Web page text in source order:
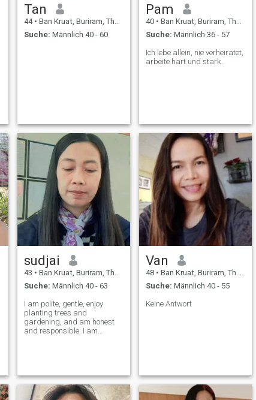
Tan
44 • Ban Kruat, Buriram, Thailand
Suche: Männlich 40 - 60
Pam
40 • Ban Kruat, Buriram, Thailand
Suche: Männlich 36 - 57
Ich lebe allein, nie verheiratet,
arbeite hart und stark.
sudjai
43 • Ban Kruat, Buriram, Thailand
Suche: Männlich 40 - 63
I am polite, gentle, enjoy
planting trees and
gardening, and am honest
and responsible. I am
balanced, and happy
marriage.
Van
48 • Ban Kruat, Buriram, Thailand
Suche: Männlich 40 - 55
Keine Antwort